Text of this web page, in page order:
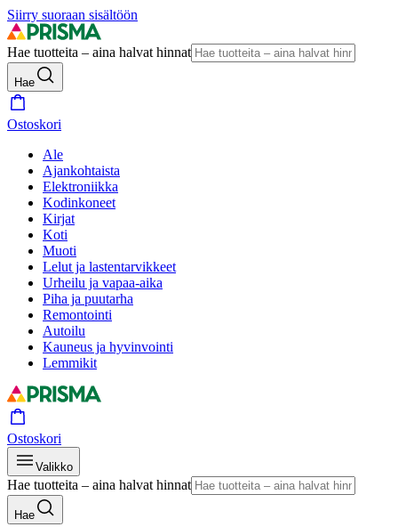
Siirry suoraan sisältöön
Hae tuotteita – aina halvat hinnat
Hae
Ostoskori
Ale
Ajankohtaista
Elektroniikka
Kodinkoneet
Kirjat
Koti
Muoti
Lelut ja lastentarvikkeet
Urheilu ja vapaa-aika
Piha ja puutarha
Remontointi
Autoilu
Kauneus ja hyvinvointi
Lemmikit
Ostoskori
Valikko
Hae tuotteita – aina halvat hinnat
Hae